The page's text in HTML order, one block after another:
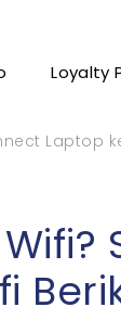
Loyalty
Laptop